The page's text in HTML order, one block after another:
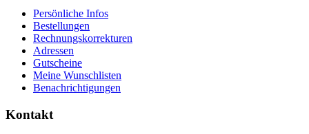
Persönliche Infos
Bestellungen
Rechnungskorrekturen
Adressen
Gutscheine
Meine Wunschlisten
Benachrichtigungen
Kontakt